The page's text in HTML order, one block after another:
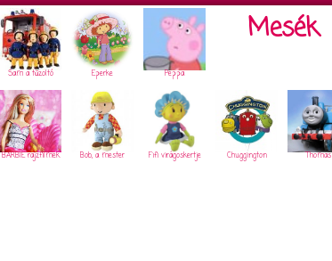
Sam a tűzoltó Eperke Peppa
Mesék
BARBIE rajzfilmek Bob, a mester Fifi virágoskertje Chuggington Thomas